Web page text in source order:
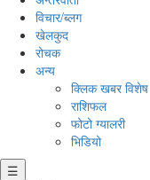
विचार/ब्लग
खेलकुद
रोचक
अन्य
क्लिक खबर विशेष
राशिफल
फोटो ग्यालरी
भिडियो
☰